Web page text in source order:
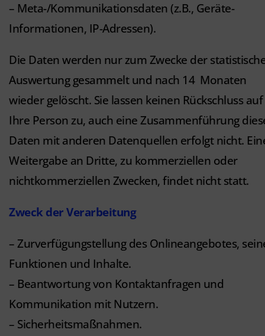
– Meta-/Kommunikationsdaten (z.B., Geräte-
Informationen, IP-Adressen).
Die Daten werden nur zum Zwecke der
Auswertung gesammelt und nach 14 Monaten
wieder gelöscht. Sie lassen keinen Rückschluss auf
Ihre Person zu, auch eine Zusammenführung
Daten mit anderen Datenquellen erfolgt nicht.
Weitergabe an Dritte, zu kommerziellen oder
nichtkommerziellen Zwecken, findet nicht statt.
Zweck der Verarbeitung
– Zurverfügungstellung des Onlineangebotes,
Funktionen und Inhalte.
– Beantwortung von Kontaktanfragen und
Kommunikation mit Nutzern.
– Sicherheitsmaßnahmen.